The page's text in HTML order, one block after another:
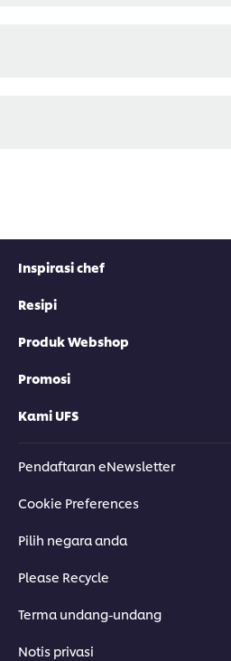
Inspirasi chef
Resipi
Produk Webshop
Promosi
Kami UFS
Pendaftaran eNewsletter
Cookie Preferences
Pilih negara anda
Please Recycle
Terma undang-undang
Notis privasi